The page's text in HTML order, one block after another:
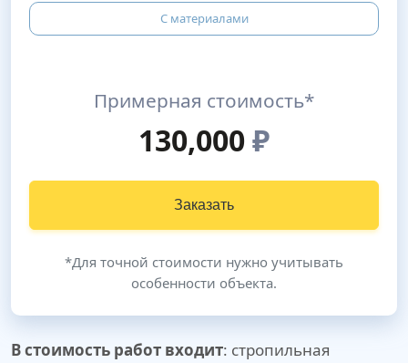
С материалами
Примерная стоимость*
130,000₽
Заказать
*Для точной стоимости нужно учитывать
особенности объекта.
В стоимость работ входит: стропильная